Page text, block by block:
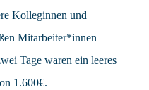
Kolleginnen und
Mitarbeiter*innen
Tage waren ein leeres
1.600€.